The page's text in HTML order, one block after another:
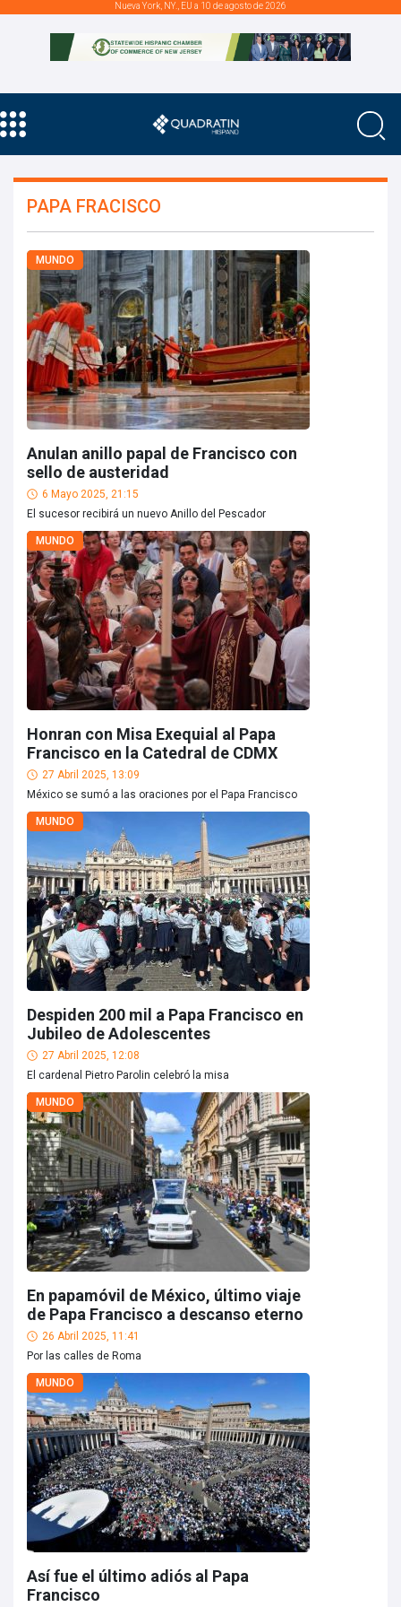
Nueva York, NY., EU a 10 de agosto de 2026
PAPA FRACISCO
MUNDO
Anulan anillo papal de Francisco con
sello de austeridad
6 Mayo 2025, 21:15
El sucesor recibirá un nuevo Anillo del Pescador
MUNDO
Honran con Misa Exequial al Papa
Francisco en la Catedral de CDMX
27 Abril 2025, 13:09
México se sumó a las oraciones por el Papa Francisco
MUNDO
Despiden 200 mil a Papa Francisco en
Jubileo de Adolescentes
27 Abril 2025, 12:08
El cardenal Pietro Parolin celebró la misa
MUNDO
En papamóvil de México, último viaje
de Papa Francisco a descanso eterno
26 Abril 2025, 11:41
Por las calles de Roma
MUNDO
Así fue el último adiós al Papa
Francisco